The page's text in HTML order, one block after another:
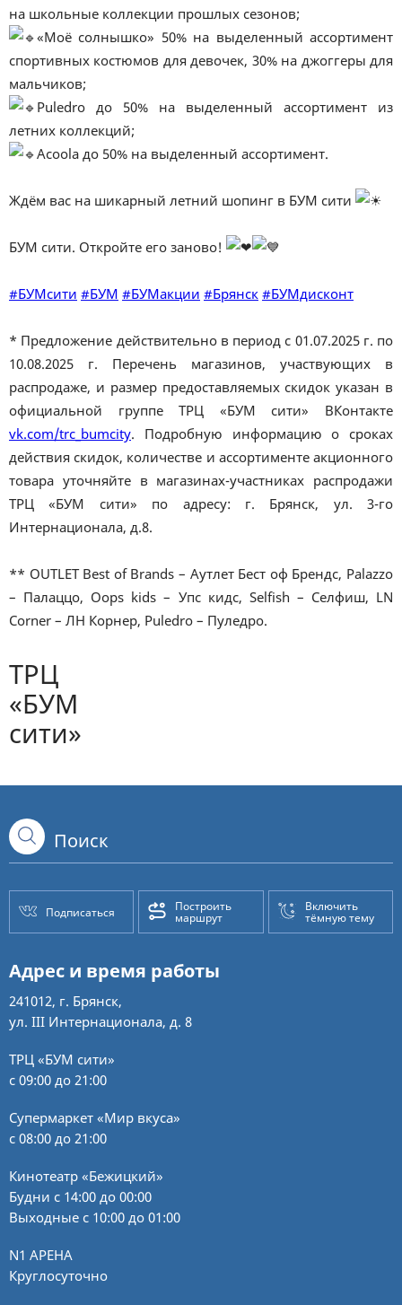
на школьные коллекции прошлых сезонов;
«Моё солнышко» 50% на выделенный ассортимент
спортивных костюмов для девочек, 30% на джоггеры для
мальчиков;
Puledro до 50% на выделенный ассортимент из
летних коллекций;
Acoola до 50% на выделенный ассортимент.
Ждём вас на шикарный летний шопинг в БУМ сити
БУМ сити. Откройте его заново!
#БУМсити #БУМ #БУМакции #Брянск #БУМдисконт
* Предложение действительно в период с 01.07.2025 г. по
10.08.2025 г. Перечень магазинов, участвующих в
распродаже, и размер предоставляемых скидок указан в
официальной группе ТРЦ «БУМ сити» ВКонтакте
vk.com/trc_bumcity. Подробную информацию о сроках
действия скидок, количестве и ассортименте акционного
товара уточняйте в магазинах-участниках распродажи
ТРЦ «БУМ сити» по адресу: г. Брянск, ул. 3-го
Интернационала, д.8.
** OUTLET Best of Brands – Аутлет Бест оф Брендс, Palazzo
– Палаццо, Oops kids – Упс кидс, Selfish – Селфиш, LN
Corner – ЛН Корнер, Puledro – Пуледро.
ТРЦ
«БУМ
сити»
Подписаться Построить
маршрут
Включить
тёмную тему
Адрес и время работы
241012, г. Брянск,
ул. III Интернационала, д. 8
ТРЦ «БУМ сити»
с 09:00 до 21:00
Супермаркет «Мир вкуса»
с 08:00 до 21:00
Кинотеатр «Бежицкий»
Будни с 14:00 до 00:00
Выходные с 10:00 до 01:00
N1 АРЕНА
Круглосуточно